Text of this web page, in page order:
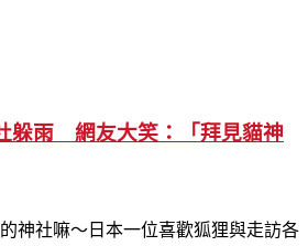
躲雨 網友大笑：「拜見貓神
神社嘛～日本一位喜歡狐狸與走訪各